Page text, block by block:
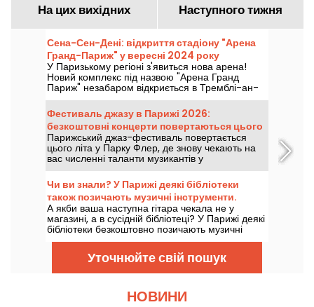
На цих вихідних Наступного тижня
Сена-Сен-Дені: відкриття стадіону "Арена
Гранд-Париж" у вересні 2024 року
У Паризькому регіоні з'явиться нова арена!
Новий комплекс під назвою "Арена Гранд
Париж" незабаром відкриється в Тремблі-ан-
Франс, що в департаменті Сена-Сен-Дені, і
матиме два зали на 7 000 та 2 000 місць. Ми
розповімо вам все про нього.
Фестиваль джазу в Парижі 2026:
безкоштовні концерти повертаються цього
літа у Parc Floral — програма
Парижський джаз-фестиваль повертається
цього літа у Парку Флер, де знову чекають на
вас численні таланти музикантів у
мальовничому природному оточенні. Ось
розклад безкоштовних концертів, які варто
відкривати з 24 червня по 6 вересня 2026
року!
Чи ви знали? У Парижі деякі бібліотеки
також позичають музичні інструменти.
А якби ваша наступна гітара чекала не у
магазині, а в сусідній бібліотеці? У Парижі деякі
бібліотеки безкоштовно позичають музичні
інструменти — щоб їх відкрити для себе,
повернутися до гри або просто наважитися
спробувати.Уточнюйте свій пошук
НОВИНИ